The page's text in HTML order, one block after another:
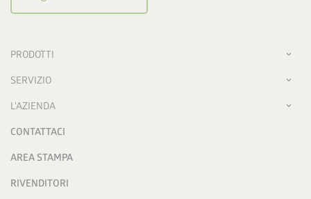
PRODOTTI
SERVIZIO
L'AZIENDA
CONTATTACI
AREA STAMPA
RIVENDITORI